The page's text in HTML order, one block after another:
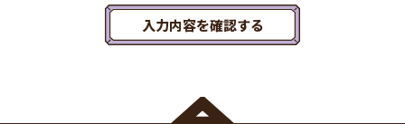
入力内容を確認する